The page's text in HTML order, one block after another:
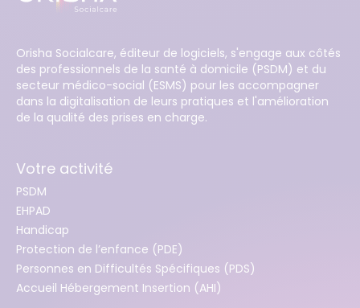
Orisha Socialcare, éditeur de logiciels, s'engage aux côtés
des professionnels de la santé à domicile (PSDM) et du
secteur médico-social (ESMS) pour les accompagner
dans la digitalisation de leurs pratiques et l'amélioration
de la qualité des prises en charge.
Votre activité
PSDM
EHPAD
Handicap
Protection de l’enfance (PDE)
Personnes en Difficultés Spécifiques (PDS)
Accueil Hébergement Insertion (AHI)